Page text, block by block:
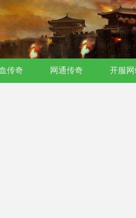
日新开0氪传奇｜176
传奇 网通传奇 开服